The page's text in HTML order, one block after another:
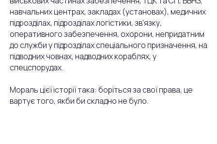
навчальних центрах, закладах (установах), медичних
підрозділах, підрозділах логістики, зв’язку,
оперативного забезпечення, охорони, непридатним
до служби у підрозділах спеціального призначення, на
підводних човнах, надводних кораблях, у
спецспорудах.
Мораль цієї історії така: боріться за свої права, це
вартує того, якби би складно не було.